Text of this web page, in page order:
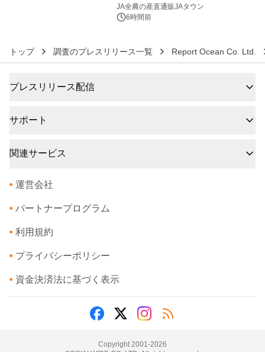
販売！～毎月１０日の定例企画～
JA全農の産直通販JAタウン
6時間前
トップ 調査のプレスリリース一覧 Report Ocean Co. Ltd.
プレスリリース配信
サポート
関連サービス
• 運営会社
• パートナープログラム
• 利用規約
• プライバシーポリシー
• 資金決済法に基づく表示
Copyright 2001-2026